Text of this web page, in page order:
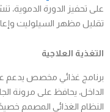
على تحفيز الدورة الدموية،
تقليل مظهر السيلوليت
التغذية العلاجية
برنامج غذائي مخصص يدعم
الداخل، يحافظ على مرونة
النظام الغذائي المصمم